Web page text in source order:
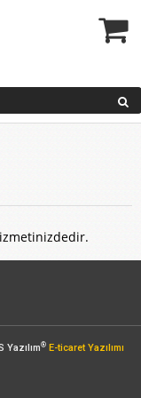
Yazılım® E-ticaret Yazılımı